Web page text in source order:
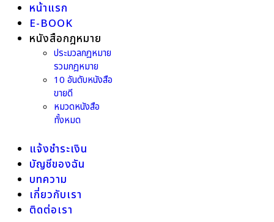
หน้าแรก
E-BOOK
หนังสือกฎหมาย
ประมวลกฎหมาย
รวมกฎหมาย
10 อันดับหนังสือ
ขายดี
หมวดหนังสือ
ทั้งหมด
แจ้งชำระเงิน
บัญชีของฉัน
บทความ
เกี่ยวกับเรา
ติดต่อเรา